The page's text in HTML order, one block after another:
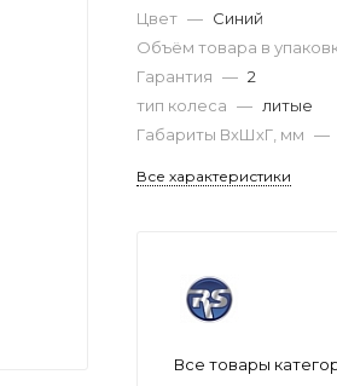
Цвет — Синий
Объём товара в
Гарантия — 2
тип колеса — литые
Габариты ВхШхГ, мм —
Все характеристики
Все товары